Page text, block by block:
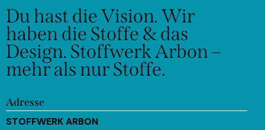
Du hast die Vision.Wir
haben die Stoffe & das
Design. Stoffwerk Arbon –
mehr als nur Stoffe.
Adresse
STOFFWERK ARBON